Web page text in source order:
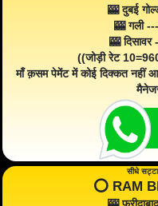
🎰 दुबई
🎰 गली
🎰
((जोड़ी रेट
माँ क़सम पेमेंट में कोई दिक्कत नहीं
सीधे
⭕️ RAM